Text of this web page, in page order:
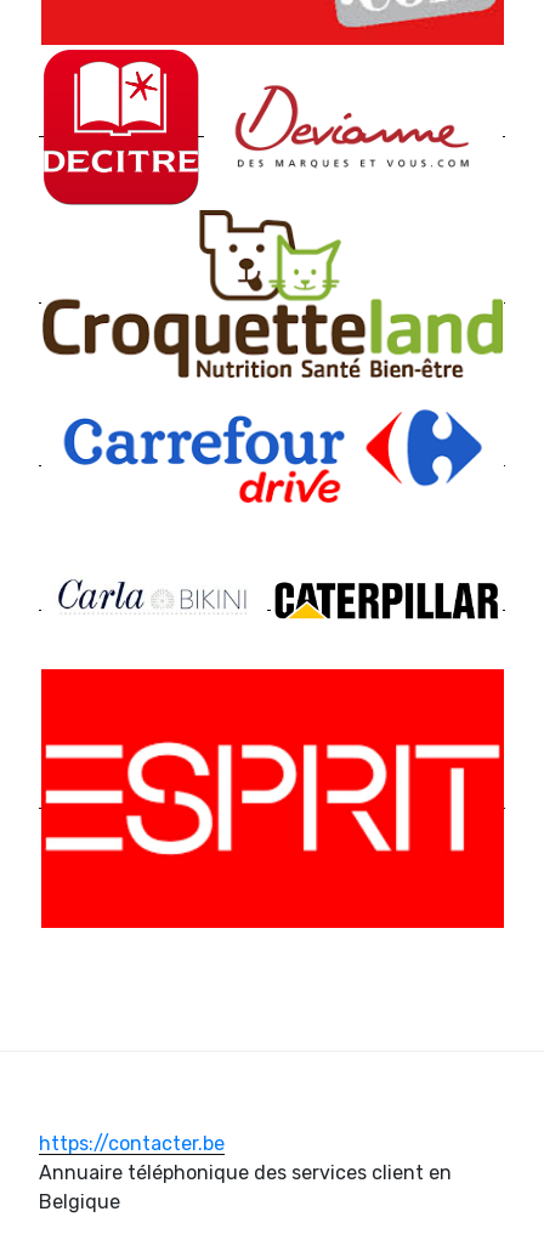
https://contacter.be
Annuaire téléphonique des services client en
Belgique